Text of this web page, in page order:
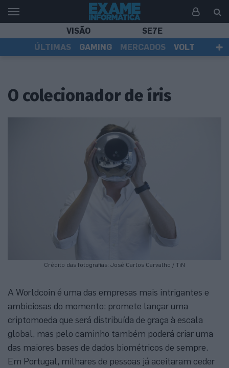
VISÃO
SE7E
ÚLTIMAS
GAMING MERCADOS
VOLT
O colecionador de íris
Crédito das fotografias: José Carlos Carvalho / TiN
A Worldcoin é uma das empresas mais intrigantes e
ambiciosas do momento: promete lançar uma
criptomoeda que será distribuída de graça à escala
global, mas pelo caminho também poderá criar uma
das maiores bases de dados biométricos de sempre.
Em Portugal, milhares de pessoas já aceitaram ceder